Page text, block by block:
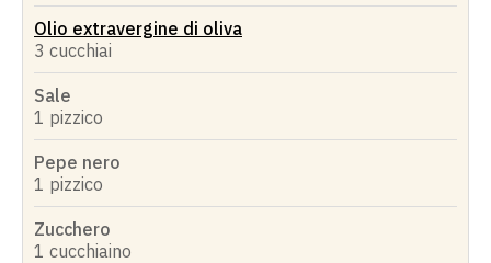
Olio extravergine di oliva
3 cucchiai
Sale
1 pizzico
Pepe nero
1 pizzico
Zucchero
1 cucchiaino